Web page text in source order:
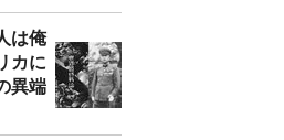
は俺
カに
異端